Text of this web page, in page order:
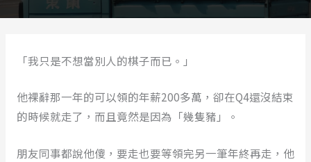
「我只是不想當別人的棋子而已。」
他裸辭那一年的可以領的年薪200多萬，卻在Q4還沒結束
的時候就走了，而且竟然是因為「幾隻豬」。
朋友同事都說他傻，要走也要等領完另一筆年終再走，他